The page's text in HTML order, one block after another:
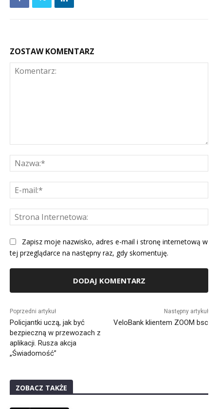
ZOSTAW KOMENTARZ
Zapisz moje nazwisko, adres e-mail i stronę internetową w
tej przeglądarce na następny raz, gdy skomentuję.
Poprzedni artykuł
Policjantki uczą, jak być
bezpieczną w przewozach z
aplikacji. Rusza akcja
„Świadomość”
Następny artykuł
VeloBank klientem ZOOM bsc
ZOBACZ TAKŻE